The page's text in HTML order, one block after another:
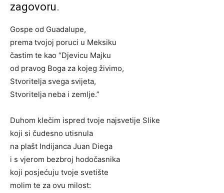
zagovoru.
Gospe od Guadalupe,
prema tvojoj poruci u Meksiku
častim te kao “Djevicu Majku
od pravog Boga za kojeg živimo,
Stvoritelja svega svijeta,
Stvoritelja neba i zemlje.”
Duhom klečim ispred tvoje najsvetije Slike
koji si čudesno utisnula
na plašt Indijanca Juan Diega
i s vjerom bezbroj hodočasnika
koji posjećuju tvoje svetište
molim te za ovu milost: